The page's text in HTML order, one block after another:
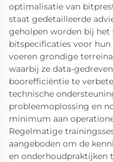
optimalisatie van
staat gedetailleerde
geholpen worden bij het
bitspecificaties voor
voeren grondige
waarbij ze data-
boorefficiëntie te
technische
probleemoplossing en
minimum aan
Regelmatige
aangeboden om de
en onderhoudpraktijken